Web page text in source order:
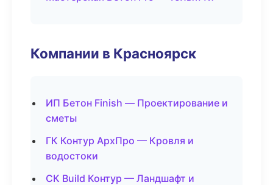
Компании в Красноярск
ИП Бетон Finish — Проектирование и
сметы
ГК Контур АрхПро — Кровля и
водостоки
СК Build Контур — Ландшафт и